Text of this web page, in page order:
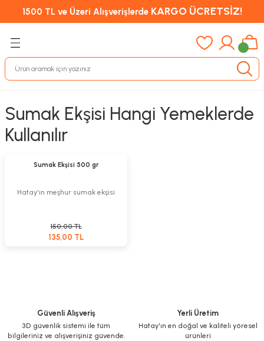
1500 TL ve Üzeri Alışverişlerde KARGO ÜCRETSİZ!
Sumak Ekşisi Hangi Yemeklerde
Kullanılır
Sumak Ekşisi 500 gr
Hatay'ın meşhur sumak ekşisi
150,00 TL
135,00 TL
Güvenli Alışveriş
3D güvenlik sistemi ile tüm
bilgileriniz ve alışverişiniz güvende.
Yerli Üretim
Hatay'ın en doğal ve kaliteli yöresel
ürünleri